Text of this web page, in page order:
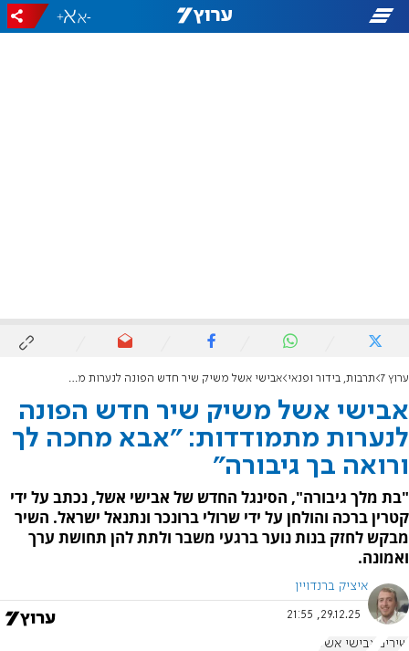
-
+
ערוץ 7 תרבות, בידור ופנאי אבישי אשל משיק שיר חדש הפונה לנערות מתמודדות: "אבא מחכה לך ורואה בך גיבורה"
אבישי אשל משיק שיר חדש הפונה
לנערות מתמודדות: "אבא מחכה לך
ורואה בך גיבורה"
"בת מלך גיבורה", הסינגל החדש של אבישי אשל, נכתב על ידי
קטרין ברכה והולחן על ידי שרולי ברונכר ונתנאל ישראל. השיר
מבקש לחזק בנות נוער ברגעי משבר ולתת להן תחושת ערך
ואמונה.
איציק ברנדויין
29.12.25, 21:55
שירים אבישי אשל